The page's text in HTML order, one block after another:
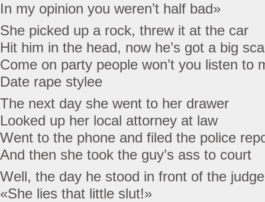
In my opinion you weren’t half bad»
She picked up a rock, threw it at the car
Hit him in the head, now he’s got a big
Come on party people won’t you listen to
Date rape stylee
The next day she went to her drawer
Looked up her local attorney at law
Went to the phone and filed the police
And then she took the guy’s ass to court
Well, the day he stood in front of the
«She lies that little slut!»